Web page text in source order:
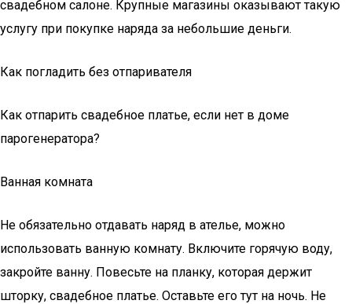
свадебном салоне. Крупные магазины оказывают такую
услугу при покупке наряда за небольшие деньги.
Как погладить без отпаривателя
Как отпарить свадебное платье, если нет в доме
парогенератора?
Ванная комната
Не обязательно отдавать наряд в ателье, можно
использовать ванную комнату. Включите горячую воду,
закройте ванну. Повесьте на планку, которая держит
шторку, свадебное платье. Оставьте его тут на ночь. Не